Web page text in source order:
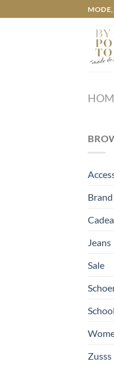
naar
MODE,
Brand
Jeans
Sale
Zusss